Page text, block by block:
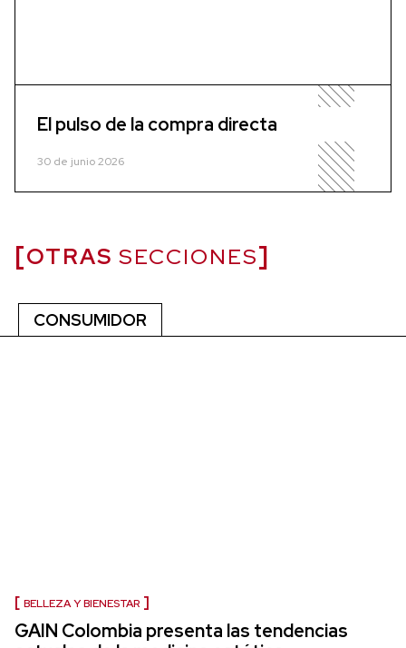
El pulso de la compra directa
30 de junio 2026
OTRAS SECCIONES
CONSUMIDOR
BELLEZA Y BIENESTAR
GAIN Colombia presenta las tendencias